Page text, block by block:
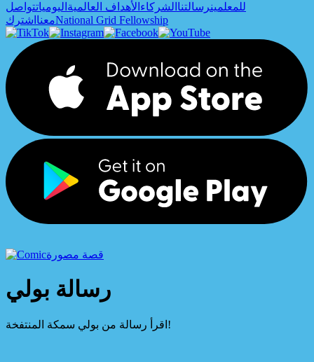
للمعلمينرسالتنا الشركاء الأهداف العالمية اليومياتتواصل
معنا اشترك National Grid Fellowship
قصة مصورة
رسالة بولي
اقرأ رسالة من بولي سمكة المنتفخة!